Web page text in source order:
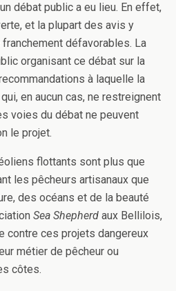
débat public a eu lieu. En effet,
et la plupart des avis y
défavorables. La
organisant ce débat sur la
à laquelle la
en aucun cas, ne restreignent
voies du débat ne peuvent
le projet.
flottants sont plus que
les pêcheurs artisanaux que
des océans et de la beauté
Sea Shepherd aux Bellilois,
contre ces projets dangereux
métier de pêcheur ou
côtes.